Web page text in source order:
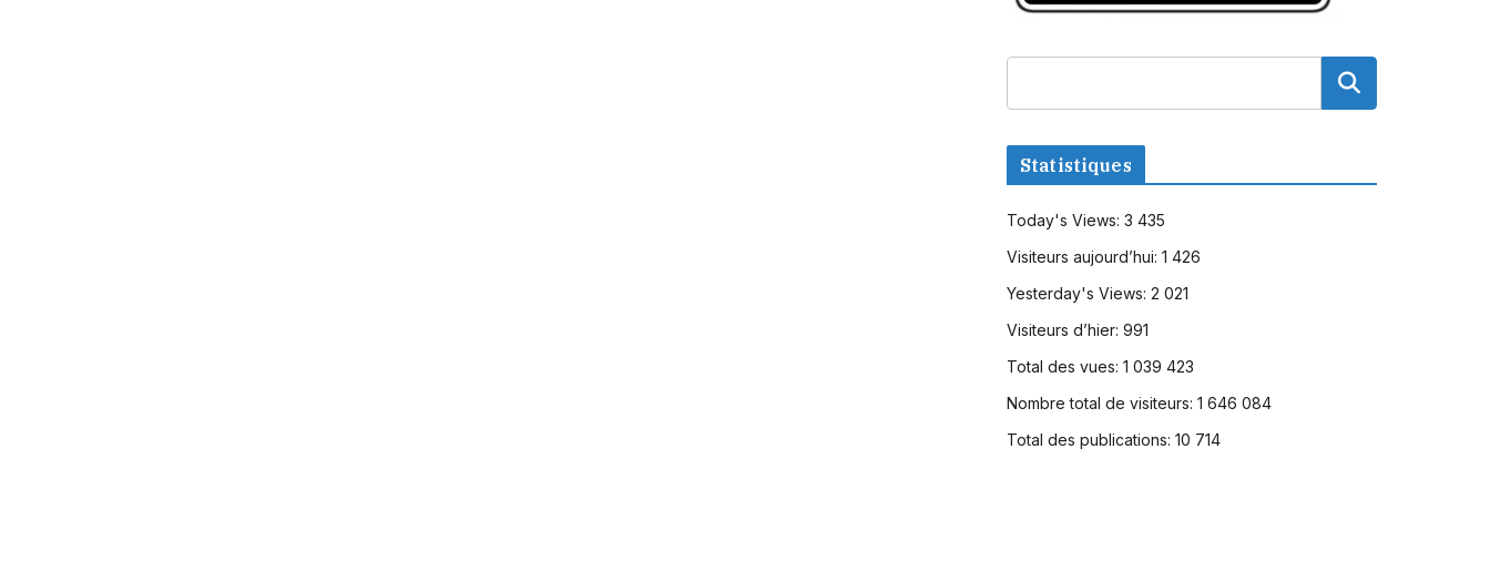
Statistiques
Today's Views: 3 435
Visiteurs aujourd’hui: 1 426
Yesterday's Views: 2 021
Visiteurs d’hier: 991
Total des vues: 1 039 423
Nombre total de visiteurs: 1 646 084
Total des publications: 10 714